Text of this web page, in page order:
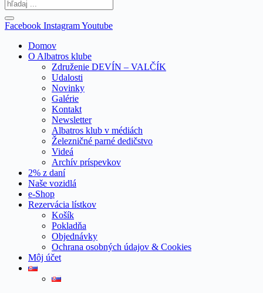
Facebook InstagramYoutube
Domov
O Albatros klube
Združenie DEVÍN – VALČÍK
Udalosti
Novinky
Galérie
Kontakt
Newsletter
Albatros klub v médiách
Železničné parné dedičstvo
Videá
Archív príspevkov
2% z daní
Naše vozidlá
e-Shop
Rezervácia lístkov
Košík
Pokladňa
Objednávky
Ochrana osobných údajov & Cookies
Môj účet